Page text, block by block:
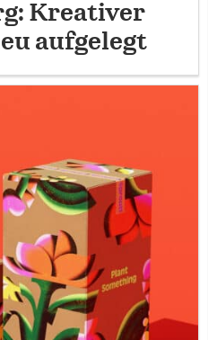
Kreativer
aufgelegt